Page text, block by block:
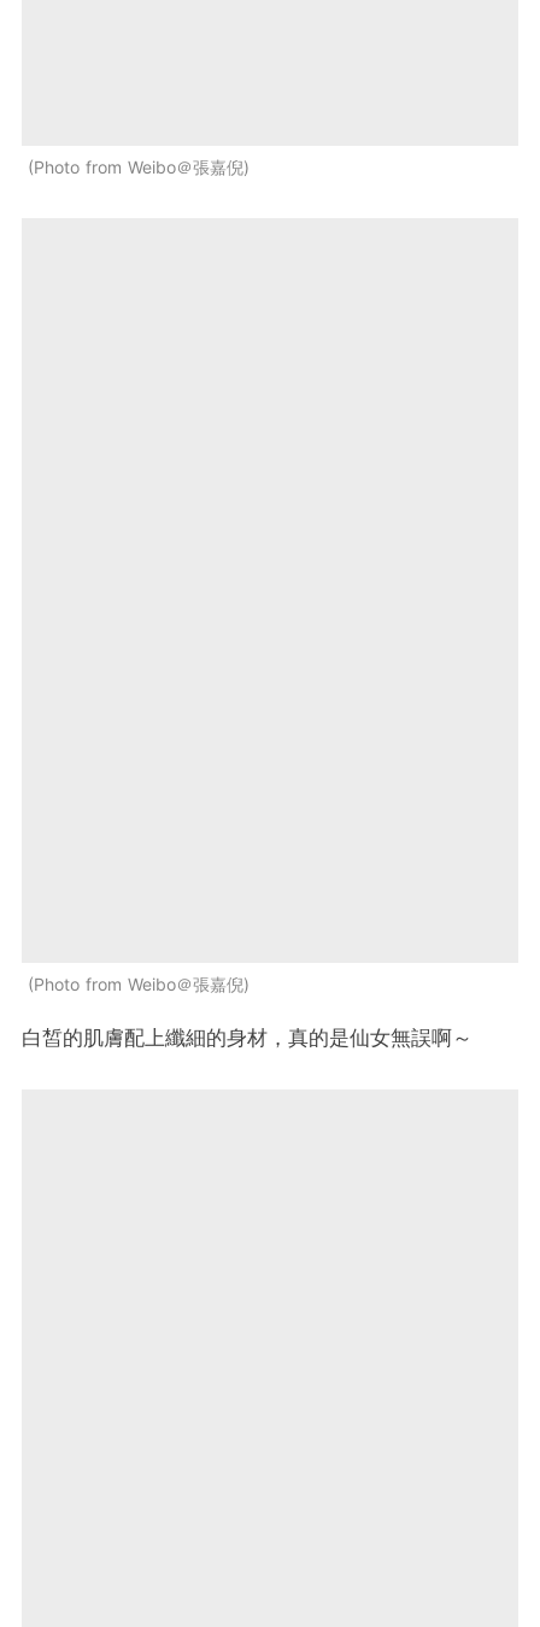
Photo from Weibo＠張嘉倪
Photo from Weibo＠張嘉倪
白皙的肌膚配上纖細的身材，真的是仙女無誤啊～